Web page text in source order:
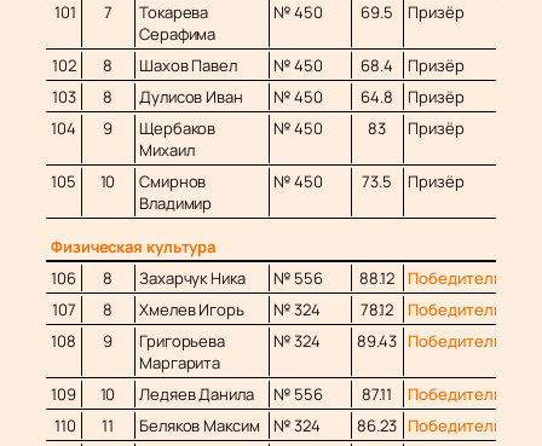
101 7
Токарева
Серафима
№ 450 69.5 Призёр
102 8 Шахов Павел № 450 68.4
Призёр
103
8 Дулисов Иван № 450 64.8
Призёр
104
9
Щербаков
Михаил
№ 450 83 Призёр
105 10
Смирнов
Владимир
№ 450 73.5 Призёр
Физическая культура
106
8 Захарчук Ника № 556 88.12
Победитель
107
8 Хмелев Игорь № 324 78.12
Победитель
108
9
Григорьева
Маргарита
№ 324 89.43 Победитель
109 10 Ледяев Данила № 556 87.11
Победитель
110
11 Беляков Максим № 324 86.23 Победитель